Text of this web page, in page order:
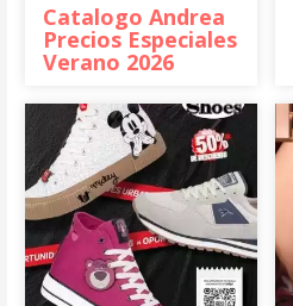
Catalogo Andrea
Precios Especiales
Verano 2026